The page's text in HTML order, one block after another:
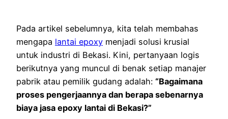
Pada artikel sebelumnya, kita telah membahas
mengapa lantai epoxy menjadi solusi krusial
untuk industri di Bekasi. Kini, pertanyaan logis
berikutnya yang muncul di benak setiap manajer
pabrik atau pemilik gudang adalah: “Bagaimana
proses pengerjaannya dan berapa sebenarnya
biaya jasa epoxy lantai di Bekasi?”